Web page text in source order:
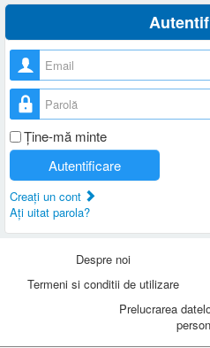
Nume utilizator
Parolă
Ţine-mă minte
Autentificare
Creaţi un cont
Aţi uitat parola?
Despre noi
Termeni si conditii de utilizare
Prelucrarea